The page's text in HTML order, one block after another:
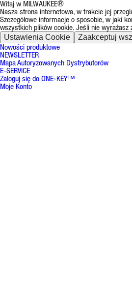
Witaj w MILWAUKEE®
Nasza strona internetowa, w trakcie jej
Szczegółowe informacje o sposobie, w jaki
wszystkich plików cookie. Jeśli nie
Ustawienia Cookie Zaakceptuj
Nowości produktowe
NEWSLETTER
Mapa Autoryzowanych Dystrybutorów
E-SERVICE
Zaloguj się do ONE-KEY™
Moje Konto